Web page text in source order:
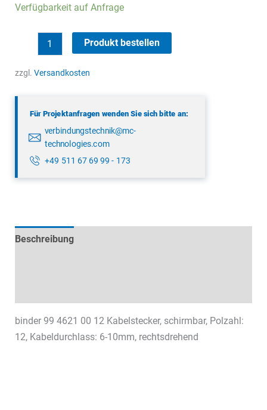
Verfügbarkeit auf Anfrage
4621
Produkt bestellen
zzgl. Versandkosten
Für Projektanfragen wenden Sie sich bitte an:
verbindungstechnik@mc-
technologies.com
+49 511 67 69 99 - 173
Beschreibung
binder 99 4621 00 12 Kabelstecker, schirmbar, Polzahl:
12, Kabeldurchlass: 6-10mm, rechtsdrehend